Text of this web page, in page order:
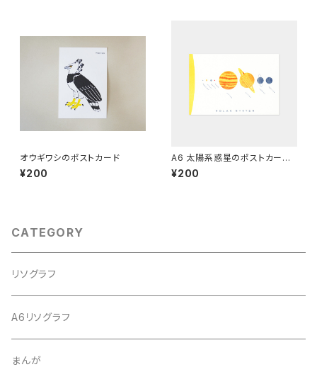
オウギワシのポストカード
¥200
A6 太陽系惑星のポストカード
（白）[グラフィー]
¥200
CATEGORY
リソグラフ
A6リソグラフ
まんが